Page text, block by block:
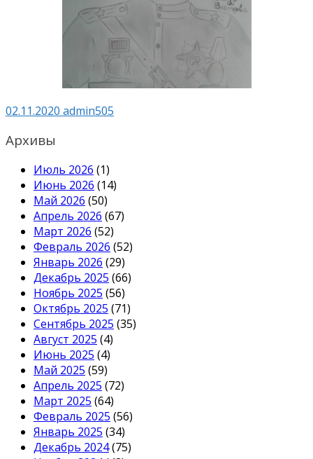
02.11.2020 admin505
Архивы
Июль 2026 (1)
Июнь 2026 (14)
Май 2026 (50)
Апрель 2026 (67)
Март 2026 (52)
Февраль 2026 (52)
Январь 2026 (29)
Декабрь 2025 (66)
Ноябрь 2025 (56)
Октябрь 2025 (71)
Сентябрь 2025 (35)
Август 2025 (4)
Июнь 2025 (4)
Май 2025 (59)
Апрель 2025 (72)
Март 2025 (64)
Февраль 2025 (56)
Январь 2025 (34)
Декабрь 2024(75)